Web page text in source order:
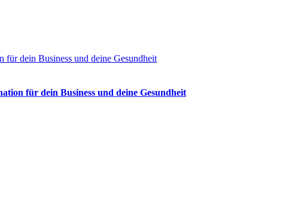
dein Business und deine Gesundheit
für dein Business und deine Gesundheit